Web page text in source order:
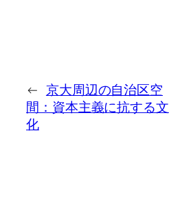
← 京大周辺の自治区空
間：資本主義に抗する文
化